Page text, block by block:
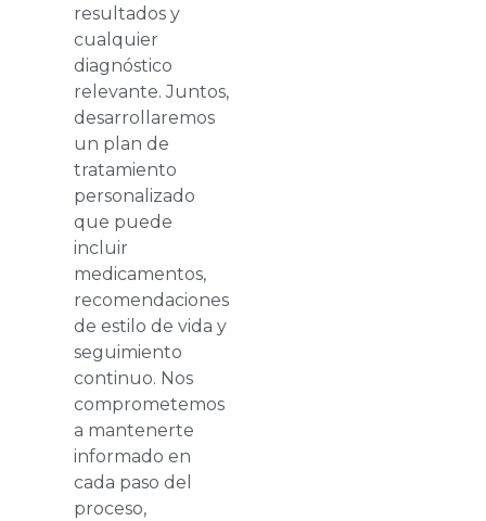
resultados y
cualquier
diagnóstico
relevante. Juntos,
desarrollaremos
un plan de
tratamiento
personalizado
que puede
incluir
medicamentos,
recomendaciones
de estilo de vida y
seguimiento
continuo. Nos
comprometemos
a mantenerte
informado en
cada paso del
proceso,